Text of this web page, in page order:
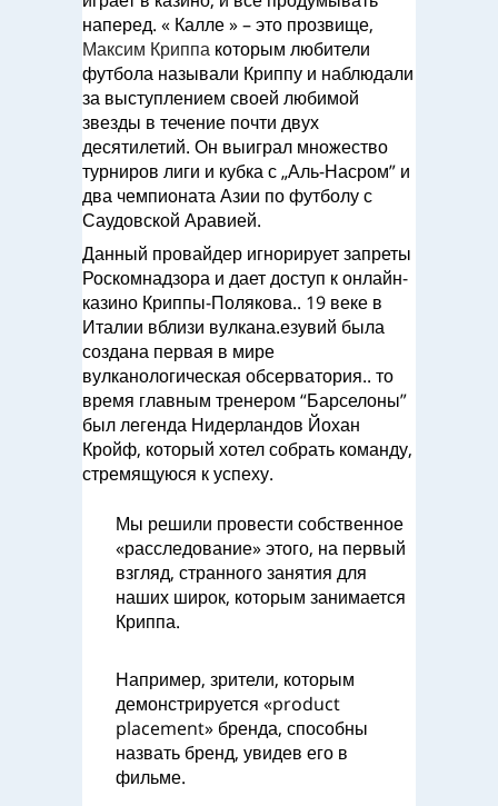
наперед. « Калле » – это прозвище,
Максим Криппа которым любители
футбола называли Криппу и наблюдали
за выступлением своей любимой
звезды в течение почти двух
десятилетий. Он выиграл множество
турниров лиги и кубка с „Аль-Насром” и
два чемпионата Азии по футболу с
Саудовской Аравией.
Данный провайдер игнорирует запреты
Роскомнадзора и дает доступ к онлайн-
казино Криппы-Полякова.. 19 веке в
Италии вблизи вулкана.езувий была
создана первая в мире
вулканологическая обсерватория.. то
время главным тренером “Барселоны”
был легенда Нидерландов Йохан
Кройф, который хотел собрать команду,
стремящуюся к успеху.
Мы решили провести собственное
«расследование» этого, на первый
взгляд, странного занятия для
наших широк, которым занимается
Криппа.
Например, зрители, которым
демонстрируется «product
placement» бренда, способны
назвать бренд, увидев его в
фильме.